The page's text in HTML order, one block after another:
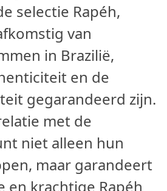
selectie Rapéh,
van
in Brazilië,
en de
gegarandeerd zijn.
met de
niet alleen hun
maar garandeert
en krachtige Rapéh